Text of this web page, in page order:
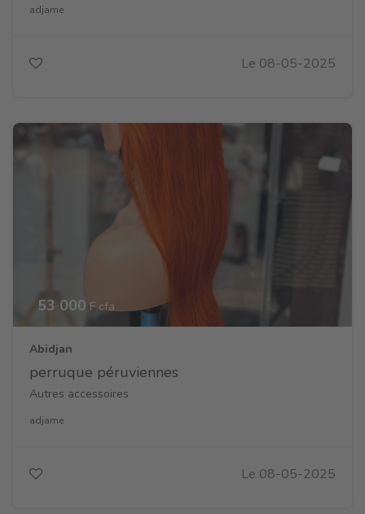
adjame
Le 08-05-2025
53 000 F cfa
Abidjan
perruque péruviennes
Autres accessoires
adjame
Le 08-05-2025